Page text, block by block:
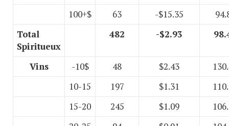
100+$ 63 -$15.35
Total
Spiritueux
482 -$2.93
Vins -10$ 48 $2.43
10-15
197 $1.31
15-20
245 $1.09